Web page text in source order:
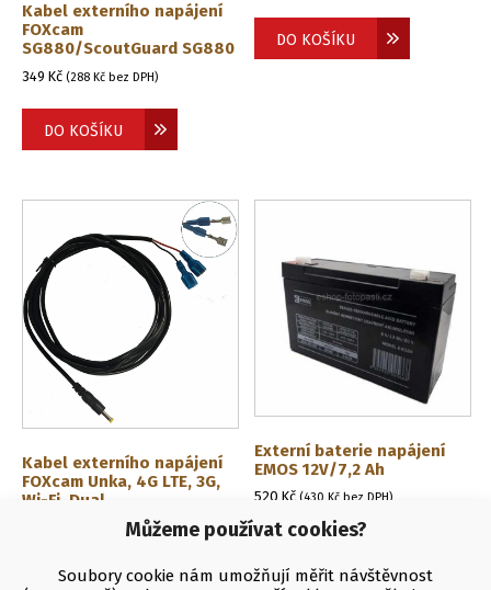
Můžeme používat cookies?
Soubory cookie nám umožňují měřit návštěvnost
Kabel externího napájení
FOXcam
SG880/ScoutGuard SG880
349 Kč (288 Kč bez DPH)
DO KOŠÍKU
DO KOŠÍKU
Kabel externího napájení
FOXcam Unka, 4G LTE, 3G,
Wi-Fi, Dual
bez DPH)
DO KOŠÍKU
Externí baterie napájení
EMOS 12V/7,2 Ah
520Kč (430Kč bez DPH)